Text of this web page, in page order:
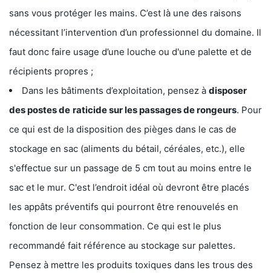
sans vous protéger les mains. C’est là une des raisons
nécessitant l’intervention d’un professionnel du domaine. Il
faut donc faire usage d’une louche ou d'une palette et de
récipients propres ;
Dans les bâtiments d’exploitation, pensez à disposer
des postes de raticide sur les passages de rongeurs. Pour
ce qui est de la disposition des pièges dans le cas de
stockage en sac (aliments du bétail, céréales, etc.), elle
s'effectue sur un passage de 5 cm tout au moins entre le
sac et le mur. C'est l’endroit idéal où devront être placés
les appâts préventifs qui pourront être renouvelés en
fonction de leur consommation. Ce qui est le plus
recommandé fait référence au stockage sur palettes.
Pensez à mettre les produits toxiques dans les trous des